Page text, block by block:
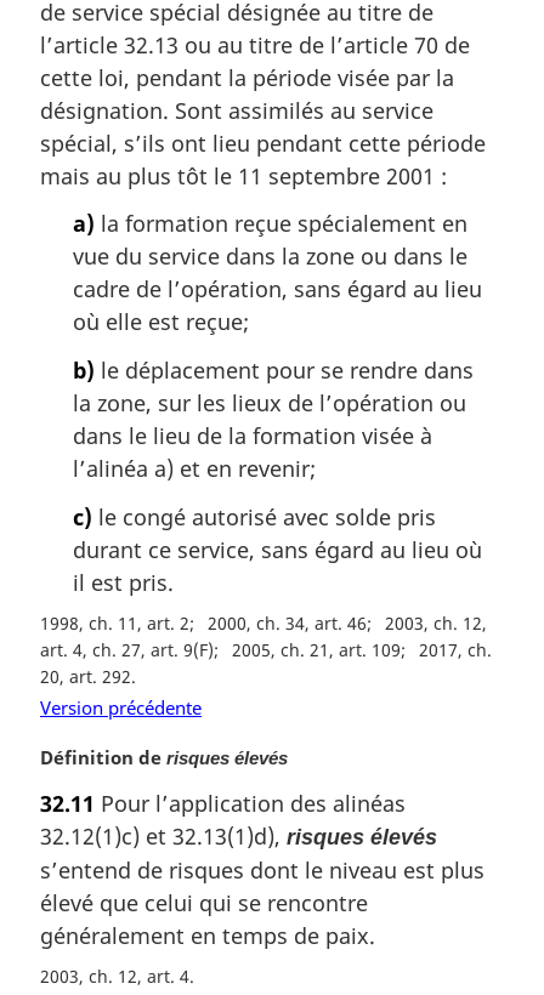
e
:
de service spécial désignée au titre de
l’article 32.13 ou au titre de l’article 70 de
cette loi, pendant la période visée par la
désignation. Sont assimilés au service
spécial, s’ils ont lieu pendant cette période
mais au plus tôt le 11 septembre 2001 :
a) la formation reçue spécialement en
vue du service dans la zone ou dans le
cadre de l’opération, sans égard au lieu
où elle est reçue;
b) le déplacement pour se rendre dans
la zone, sur les lieux de l’opération ou
dans le lieu de la formation visée à
l’alinéa a) et en revenir;
c) le congé autorisé avec solde pris
durant ce service, sans égard au lieu où
il est pris.
1998, ch. 11, art. 2 2000, ch. 34, art. 46
2003, ch. 12,
art. 4, ch. 27, art. 9(F)
2005, ch. 21, art. 109
2017, ch.
20, art. 292
Version précédente
N
t
e
m
a
r
g
i
Définition de risques élevés
32.11 Pour l’application des alinéas
32.12(1)c) et 32.13(1)d), risques élevés
s’entend de risques dont le niveau est plus
élevé que celui qui se rencontre
généralement en temps de paix.
2003, ch. 12, art. 4